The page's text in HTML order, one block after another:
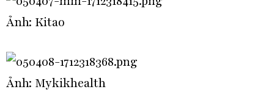
Ảnh: Kitao
Ảnh: Mykikhealth